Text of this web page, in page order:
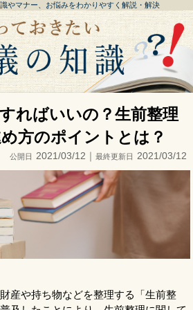
やマナー、お悩みをわかりやすく解説・解決
ればいいの？生前整理
方のポイントとは？
公開日 2021/03/12｜ 最終更新日 2021/03/12
産や持ち物などを整理する「生前整